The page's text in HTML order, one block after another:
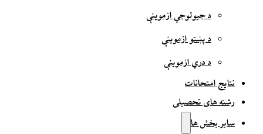
د جیولوجي ازموینې
د پښتو ازموینې
د دري ازموینې
نتایج امتحانات
رشته های تحصیلی
سایر بخش ها